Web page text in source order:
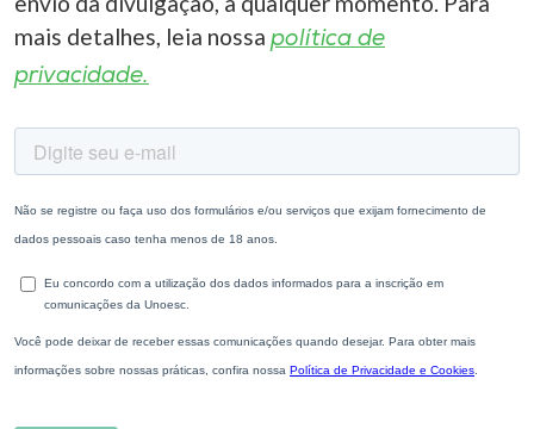
mais detalhes, leia nossa política de
privacidade.